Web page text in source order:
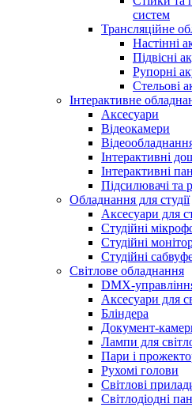
систем
Трансляційне
Настінні
Підвісні
Рупорні
Стельові
Інтерактивне
Аксесуари
Відеокамери
Інтерактивні
Інтерактивні
Підсилювачі та
Обладнання для студії
Аксесуари для
Студійні
Студійні
Студійні
Світлове обладнання
DMX-
Аксесуари для
Бліндера
Документ-
Лампи для
Пари і
Рухомі голови
Світлові
Світлодіодні